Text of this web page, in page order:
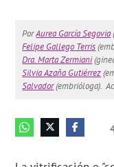
PorAurea García Segovia
Felipe Gallego Terris
Dra. Marta Zermiani
Silvia Azaña Gutiérrez
Salvador(embrióloga).